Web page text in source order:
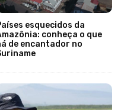
esquecidos da
conheça o que
de encantador no